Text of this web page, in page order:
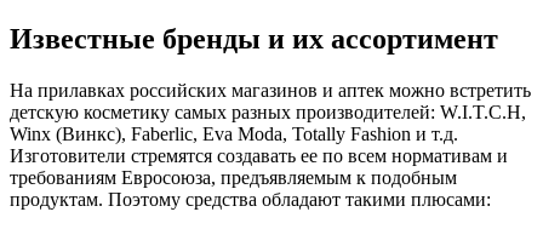
Известные бренды и их ассортимент
На прилавках российских магазинов и аптек можно встретить
детскую косметику самых разных производителей: W.I.T.C.H,
Winx (Винкс), Faberlic, Eva Moda, Totally Fashion и т.д.
Изготовители стремятся создавать ее по всем нормативам и
требованиям Евросоюза, предъявляемым к подобным
продуктам. Поэтому средства обладают такими плюсами: